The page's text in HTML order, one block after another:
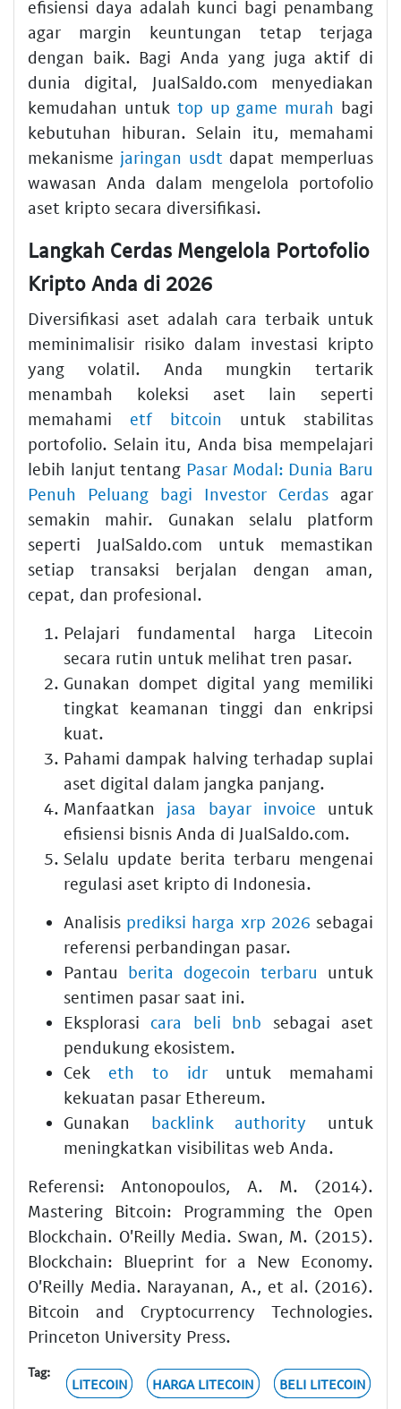
efisiensi daya adalah kunci bagi penambang
agar margin keuntungan tetap terjaga
dengan baik. Bagi Anda yang juga aktif di
dunia digital, JualSaldo.com menyediakan
kemudahan untuk top up game murah bagi
kebutuhan hiburan. Selain itu, memahami
mekanisme jaringan usdt dapat memperluas
wawasan Anda dalam mengelola portofolio
aset kripto secara diversifikasi.
Langkah Cerdas Mengelola Portofolio
Kripto Anda di 2026
Diversifikasi aset adalah cara terbaik untuk
meminimalisir risiko dalam investasi kripto
yang volatil. Anda mungkin tertarik
menambah koleksi aset lain seperti
memahami etf bitcoin untuk stabilitas
portofolio. Selain itu, Anda bisa mempelajari
lebih lanjut tentang Pasar Modal: Dunia Baru
Penuh Peluang bagi Investor Cerdas agar
semakin mahir. Gunakan selalu platform
seperti JualSaldo.com untuk memastikan
setiap transaksi berjalan dengan aman,
cepat, dan profesional.
Pelajari fundamental harga Litecoin
secara rutin untuk melihat tren pasar.
Gunakan dompet digital yang memiliki
tingkat keamanan tinggi dan enkripsi
kuat.
Pahami dampak halving terhadap suplai
aset digital dalam jangka panjang.
Manfaatkan jasa bayar invoice untuk
efisiensi bisnis Anda di JualSaldo.com.
Selalu update berita terbaru mengenai
regulasi aset kripto di Indonesia.
Analisis prediksi harga xrp 2026 sebagai
referensi perbandingan pasar.
Pantau berita dogecoin terbaru untuk
sentimen pasar saat ini.
Eksplorasi cara beli bnb sebagai aset
pendukung ekosistem.
Cek eth to idruntuk memahami
kekuatan pasar Ethereum.
Gunakan backlink authority untuk
meningkatkan visibilitas web Anda.
Referensi: Antonopoulos, A. M. (2014).
Mastering Bitcoin: Programming the Open
Blockchain. O'Reilly Media. Swan, M. (2015).
Blockchain: Blueprint for a New Economy.
O'Reilly Media. Narayanan, A., et al. (2016).
Bitcoin and Cryptocurrency Technologies.
Princeton University Press.
Tag:
LITECOIN HARGA LITECOIN BELI LITECOIN